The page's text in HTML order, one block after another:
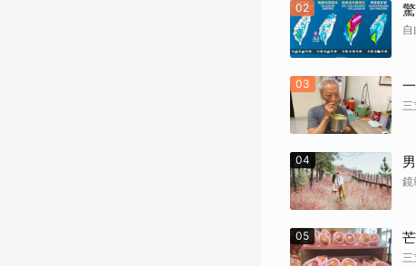
02
自
03
04
鏡
05